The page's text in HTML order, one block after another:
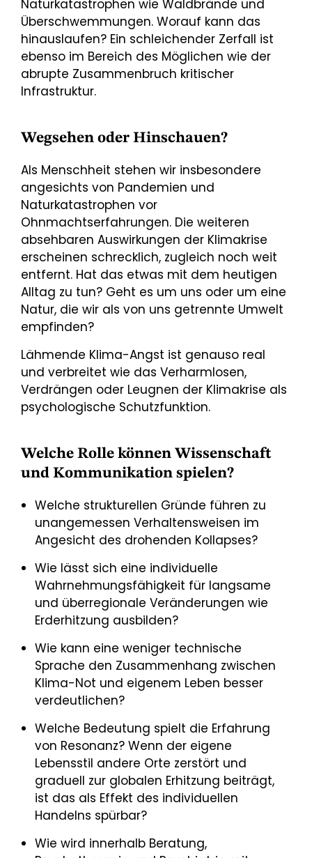
Naturkatastrophen wie Waldbrände und
Überschwemmungen. Worauf kann das
hinauslaufen? Ein schleichender Zerfall ist
ebenso im Bereich des Möglichen wie der
abrupte Zusammenbruch kritischer
Infrastruktur.
Wegsehen oder Hinschauen?
Als Menschheit stehen wir insbesondere
angesichts von Pandemien und
Naturkatastrophen vor
Ohnmachtserfahrungen. Die weiteren
absehbaren Auswirkungen der Klimakrise
erscheinen schrecklich, zugleich noch weit
entfernt. Hat das etwas mit dem heutigen
Alltag zu tun? Geht es um uns oder um eine
Natur, die wir als von uns getrennte Umwelt
empfinden?
Lähmende Klima-Angst ist genauso real
und verbreitet wie das Verharmlosen,
Verdrängen oder Leugnen der Klimakrise als
psychologische Schutzfunktion.
Welche Rolle können Wissenschaft
und Kommunikation spielen?
Welche strukturellen Gründe führen zu
unangemessen Verhaltensweisen im
Angesicht des drohenden Kollapses?
Wie lässt sich eine individuelle
Wahrnehmungsfähigkeit für langsame
und überregionale Veränderungen wie
Erderhitzung ausbilden?
Wie kann eine weniger technische
Sprache den Zusammenhang zwischen
Klima-Not und eigenem Leben besser
verdeutlichen?
Welche Bedeutung spielt die Erfahrung
von Resonanz? Wenn der eigene
Lebensstil andere Orte zerstört und
graduell zur globalen Erhitzung beiträgt,
ist das als Effekt des individuellen
Handelns spürbar?
Wie wird innerhalb Beratung,